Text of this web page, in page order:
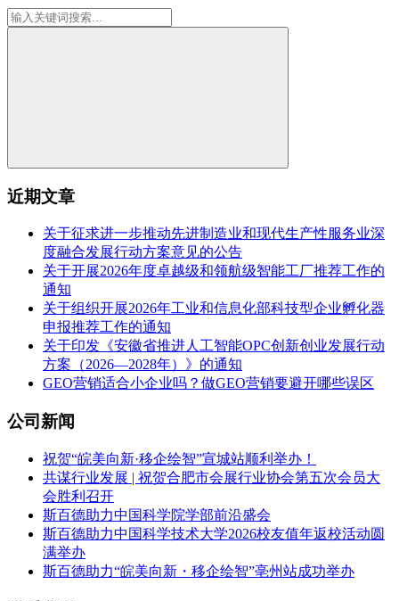
近期文章
关于征求进一步推动先进制造业和现代生产性服务业深
度融合发展行动方案意见的公告
关于开展2026年度卓越级和领航级智能工厂推荐工作的
通知
关于组织开展2026年工业和信息化部科技型企业孵化器
申报推荐工作的通知
关于印发《安徽省推进人工智能OPC创新创业发展行动
方案（2026—2028年）》的通知
GEO营销适合小企业吗？做GEO营销要避开哪些误区
公司新闻
祝贺“皖美向新·移企绘智”宣城站顺利举办！
共谋行业发展 | 祝贺合肥市会展行业协会第五次会员大
会胜利召开
斯百德助力中国科学院学部前沿盛会
斯百德助力中国科学技术大学2026校友值年返校活动圆
满举办
斯百德助力“皖美向新・移企绘智”亳州站成功举办